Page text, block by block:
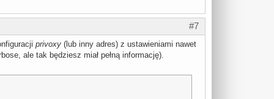
#7
privoxy (lub inny adres) z ustawieniami nawet
ale tak będziesz miał pełną informację).